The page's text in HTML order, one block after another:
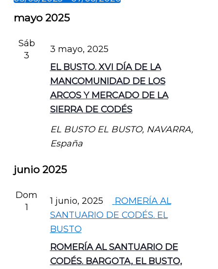
la
mayo 2025
Sáb
3
EL BUSTO. XVI DÍA DE LA
MANCOMUNIDAD DE LOS
ARCOS Y MERCADO DE LA
SIERRA DE CODÉS
3 mayo, 2025
EL BUSTO EL BUSTO, NAVARRA,
España
junio 2025
Dom
1
ROMERÍA AL SANTUARIO DE
CODÉS. BARGOTA, EL BUSTO,
1 junio, 2025
ROMERÍA AL
SANTUARIO DE CODÉS. EL
BUSTO